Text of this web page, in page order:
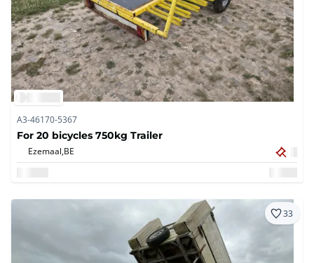
A3-46170-5367
For 20 bicycles 750kg Trailer
Ezemaal,BE
33